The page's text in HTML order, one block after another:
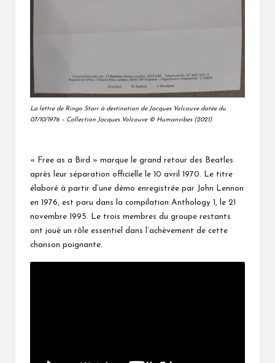
La lettre de Ringo Starr à destination de Jacques Volcouve datée du
07/10/1976 – Collection Jacques Volcouve © Humanvibes (2021)
« Free as a Bird » marque le grand retour des Beatles
après leur séparation officielle le 10 avril 1970. Le titre
élaboré à partir d’une démo enregistrée par John Lennon
en 1976, est paru dans la compilation Anthology 1, le 21
novembre 1995. Le trois membres du groupe restants
ont joué un rôle essentiel dans l’achèvement de cette
chanson poignante.